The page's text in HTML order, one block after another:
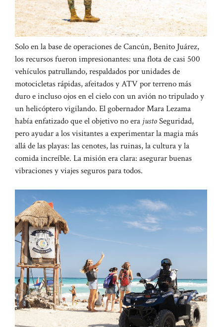
Solo en la base de operaciones de Cancún, Benito Juárez,
los recursos fueron impresionantes: una flota de casi 500
vehículos patrullando, respaldados por unidades de
motocicletas rápidas, afeitados y ATV por terreno más
duro e incluso ojos en el cielo con un avión no tripulado y
un helicóptero vigilando. El gobernador Mara Lezama
había enfatizado que el objetivo no era justoSeguridad,
pero ayudar a los visitantes a experimentar la magia más
allá de las playas: las cenotes, las ruinas, la cultura y la
comida increíble. La misión era clara: asegurar buenas
vibraciones y viajes seguros para todos.